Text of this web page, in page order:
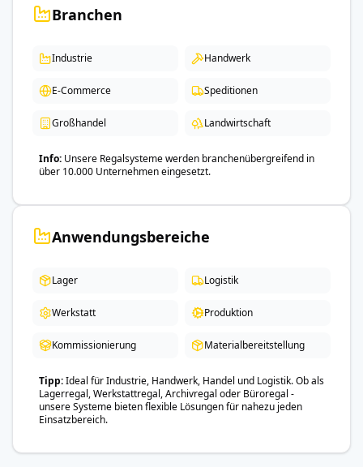
Branchen
Industrie Handwerk
E-Commerce Speditionen
Großhandel Landwirtschaft
Info Unsere Regalsysteme werden branchenübergreifend in
über 10.000 Unternehmen eingesetzt.
Anwendungsbereiche
Lager Logistik
Werkstatt Produktion
Kommissionierung Materialbereitstellung
Tipp Ideal für Industrie, Handwerk, Handel und Logistik. Ob als
Lagerregal, Werkstattregal, Archivregal oder Büroregal -
unsere Systeme bieten flexible Lösungen für nahezu jeden
Einsatzbereich.